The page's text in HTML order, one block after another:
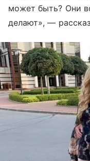
может быть? Они
делают», —